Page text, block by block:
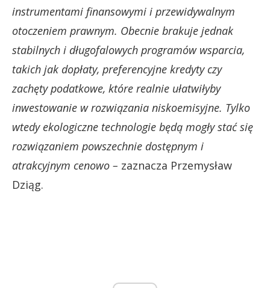
instrumentami finansowymi i przewidywalnym
otoczeniem prawnym. Obecnie brakuje jednak
stabilnych i długofalowych programów wsparcia,
takich jak dopłaty, preferencyjne kredyty czy
zachęty podatkowe, które realnie ułatwiłyby
inwestowanie w rozwiązania niskoemisyjne. Tylko
wtedy ekologiczne technologie będą mogły stać się
rozwiązaniem powszechnie dostępnym i
atrakcyjnym cenowo – zaznacza Przemysław
Dziąg.